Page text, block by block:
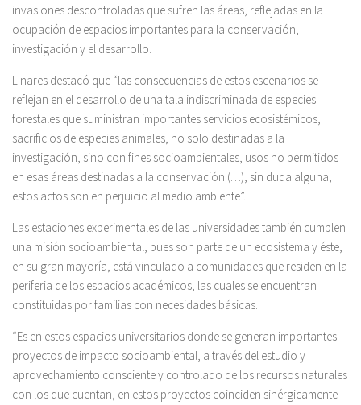
invasiones descontroladas que sufren las áreas, reflejadas en la
ocupación de espacios importantes para la conservación,
investigación y el desarrollo.
Linares destacó que “las consecuencias de estos escenarios se
reflejan en el desarrollo de una tala indiscriminada de especies
forestales que suministran importantes servicios ecosistémicos,
sacrificios de especies animales, no solo destinadas a la
investigación, sino con fines socioambientales, usos no permitidos
en esas áreas destinadas a la conservación (…), sin duda alguna,
estos actos son en perjuicio al medio ambiente”.
Las estaciones experimentales de las universidades también cumplen
una misión socioambiental, pues son parte de un ecosistema y éste,
en su gran mayoría, está vinculado a comunidades que residen en la
periferia de los espacios académicos, las cuales se encuentran
constituidas por familias con necesidades básicas.
“Es en estos espacios universitarios donde se generan importantes
proyectos de impacto socioambiental, a través del estudio y
aprovechamiento consciente y controlado de los recursos naturales
con los que cuentan, en estos proyectos coinciden sinérgicamente